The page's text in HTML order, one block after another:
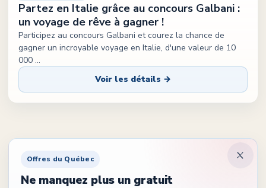
Partez en Italie grâce au concours Galbani :
un voyage de rêve à gagner !
Participez au concours Galbani et courez la chance de
gagner un incroyable voyage en Italie, d'une valeur de 10
000 ...
Voir les détails →
Offres du Québec
Ne manquez plus un gratuit